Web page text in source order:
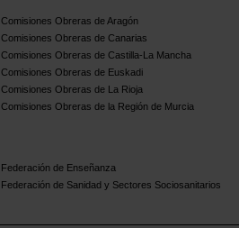
Comisiones Obreras de Aragón
Comisiones Obreras de Canarias
Comisiones Obreras de Castilla-La Mancha
Comisiones Obreras de Euskadi
Comisiones Obreras de La Rioja
Comisiones Obreras de la Región de Murcia
Federación de Enseñanza
Federación de Sanidad y Sectores Sociosanitarios